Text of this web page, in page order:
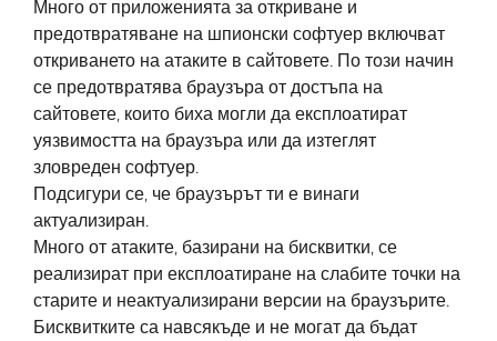
Много от приложенията за откриване и
предотвратяване на шпионски софтуер включват
откриването на атаките в сайтовете. По този начин
се предотвратява браузъра от достъпа на
сайтовете, които биха могли да експлоатират
уязвимостта на браузъра или да изтеглят
зловреден софтуер.
Подсигури се, че браузърът ти е винаги
актуализиран.
Много от атаките, базирани на бисквитки, се
реализират при експлоатиране на слабите точки на
старите и неактуализирани версии на браузърите.
Бисквитките са навсякъде и не могат да бъдат